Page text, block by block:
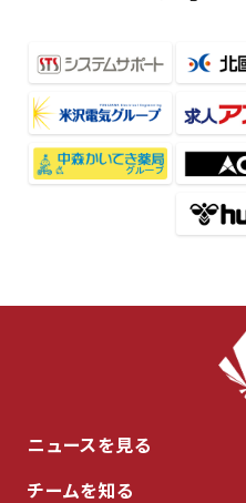
ニュースを見る
チームを知る